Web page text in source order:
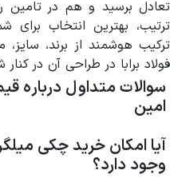
تعادل برسید و هم در تامین
ترتیب، بهترین انتخاب
ترکیب هوشمند از برند،
فولاد برابا در طراحی آن در
سوالات متداول درباره
امین
آیا امکان خرید چکی
وجود دارد؟